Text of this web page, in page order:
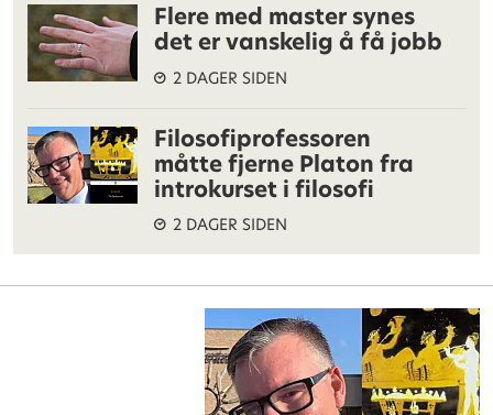
Flere med master synes
det er vanskelig å få jobb
2 DAGER SIDEN
Filosofiprofessoren
måtte fjerne Platon fra
introkurset i filosofi
2 DAGER SIDEN